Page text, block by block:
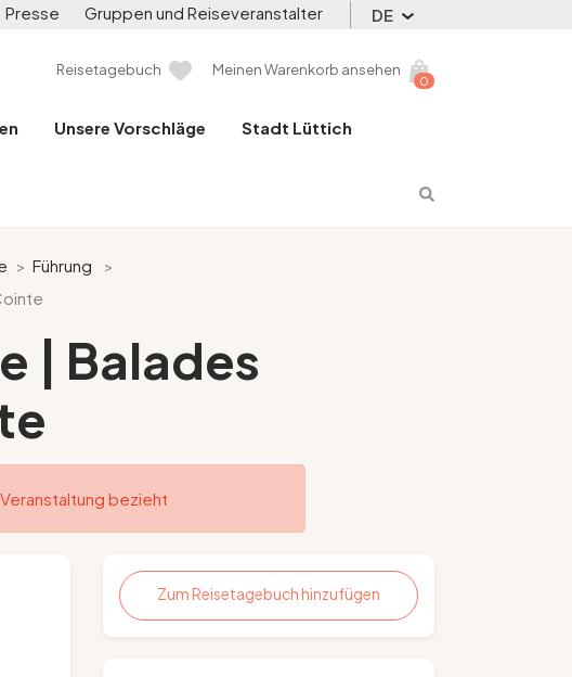
Presse Gruppen und Reiseveranstalter DE
Reisetagebuch
0
Meinen Warenkorb ansehen
Unsere Vorschläge Stadt Lüttich
> Führung
>
| Balades
bezieht
Zum Reisetagebuch hinzufügen